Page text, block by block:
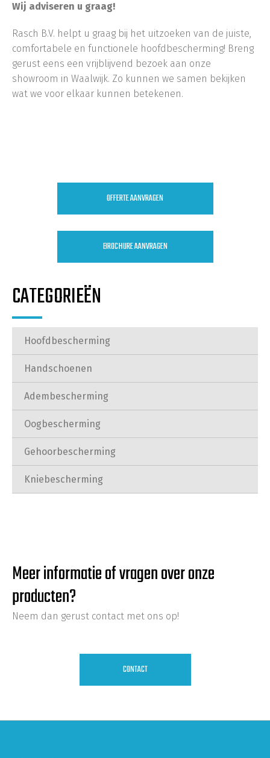
Wij adviseren u graag!
Rasch B.V. helpt u graag bij het uitzoeken van de juiste,
comfortabele en functionele hoofdbescherming! Breng
gerust eens een vrijblijvend bezoek aan onze
showroom in Waalwijk. Zo kunnen we samen bekijken
wat we voor elkaar kunnen betekenen.
OFFERTE AANVRAGEN
BROCHURE AANVRAGEN
CATEGORIEËN
Hoofdbescherming
Handschoenen
Adembescherming
Oogbescherming
Gehoorbescherming
Kniebescherming
Meer informatie of vragen over onze
producten?
Neem dan gerust contact met ons op!
CONTACT